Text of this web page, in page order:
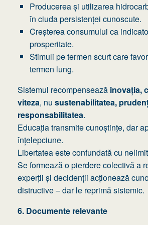
Producerea și utilizarea
în ciuda persistenței cunoscute.
Creșterea consumului ca
prosperitate.
Stimuli pe termen scurt care
termen lung.
Sistemul recompensează inovația,
viteza, nu sustenabilitatea,
responsabilitatea.
Educația transmite cunoștințe, dar
înțelepciune.
Libertatea este confundată cu
Se formează o pierdere colectivă a
experții și decidenții acționează
distructive – dar le reprimă sistemic.
6. Documente relevante